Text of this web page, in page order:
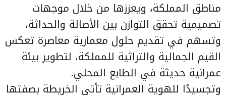
مناطق المملكة، ويعززها من خلال موجهات
تصميمية تحقق التوازن بين الأصالة والحداثة،
وتسهم في تقديم حلول معمارية معاصرة تعكس
القيم الجمالية والتراثية للمملكة، لتطوير بيئة
عمرانية حديثة في الطابع المحلي.
وتجسيدًا للهوية العمرانية تأتي الخريطة بصفتها